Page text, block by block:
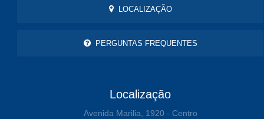
LOCALIZAÇÃO
PERGUNTAS FREQUENTES
Localização
Avenida Marilia, 1920 - Centro